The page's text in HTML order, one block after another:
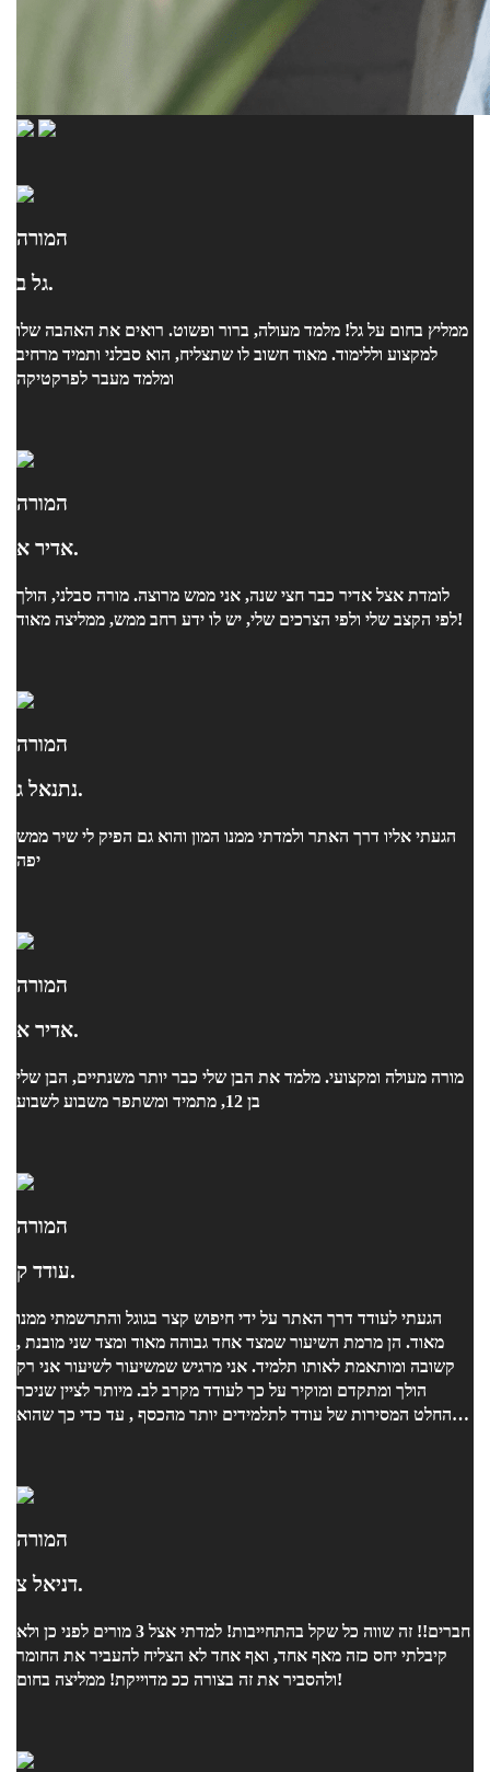
המורה
גל ב.
ממליץ בחום על גל! מלמד מעולה, ברור ופשוט. רואים את האהבה שלו
למקצוע וללימוד. מאוד חשוב לו שתצליח, הוא סבלני ותמיד מרחיב
ומלמד מעבר לפרקטיקה
המורה
אדיר א.
לומדת אצל אדיר כבר חצי שנה, אני ממש מרוצה. מורה סבלני, הולך
לפי הקצב שלי ולפי הצרכים שלי, יש לו ידע רחב ממש, ממליצה מאוד!
המורה
נתנאל ג.
הגעתי אליו דרך האתר ולמדתי ממנו המון והוא גם הפיק לי שיר ממש
יפה
המורה
אדיר א.
מורה מעולה ומקצועי. מלמד את הבן שלי כבר יותר משנתיים, הבן שלי
בן 12, מתמיד ומשתפר משבוע לשבוע
המורה
עודד ק.
הגעתי לעודד דרך האתר על ידי חיפוש קצר בגוגל והתרשמתי ממנו
מאוד. הן מרמת השיעור שמצד אחד גבוהה מאוד ומצד שני מובנת ,
קשובה ומותאמת לאותו תלמיד. אני מרגיש שמשיעור לשיעור אני רק
הולך ומתקדם ומוקיר על כך לעודד מקרב לב. מיותר לציין שניכר
בהחלט המסירות של עודד לתלמידים יותר מהכסף , עד כדי כך שהוא
המורה
דניאל צ.
חברים!! זה שווה כל שקל בהתחייבות! למדתי אצל 3 מורים לפני כן ולא
קיבלתי יחס כזה מאף אחד, ואף אחד לא הצליח להעביר את החומר
ולהסביר את זה בצורה ככ מדוייקת! ממליצה בחום!